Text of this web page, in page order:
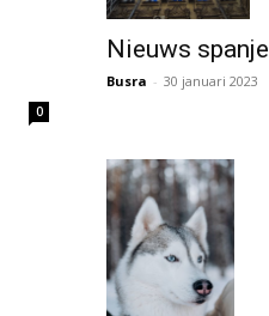
0
Nieuws spanje
Busra - 30 januari 2023